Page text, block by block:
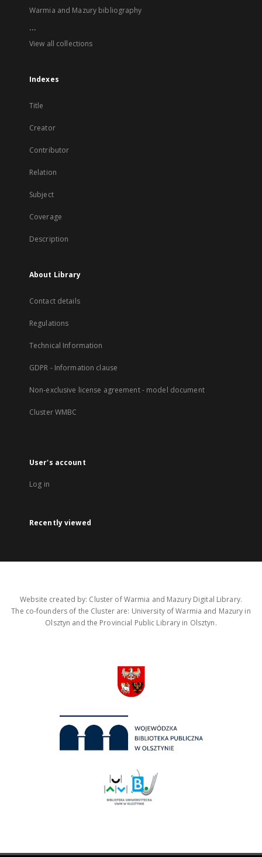
Warmia and Mazury bibliography
...
View all collections
Indexes
Title
Creator
Contributor
Relation
Subject
Coverage
Description
About Library
Contact details
Regulations
Technical Information
GDPR - Information clause
Non-exclusive license agreement - model document
Cluster WMBC
User's account
Log in
Recently viewed
Website created by: Cluster of Warmia and Mazury Digital Library.
The co-founders of the Cluster are: University of Warmia and Mazury in
Olsztyn and the Provincial Public Library in Olsztyn.